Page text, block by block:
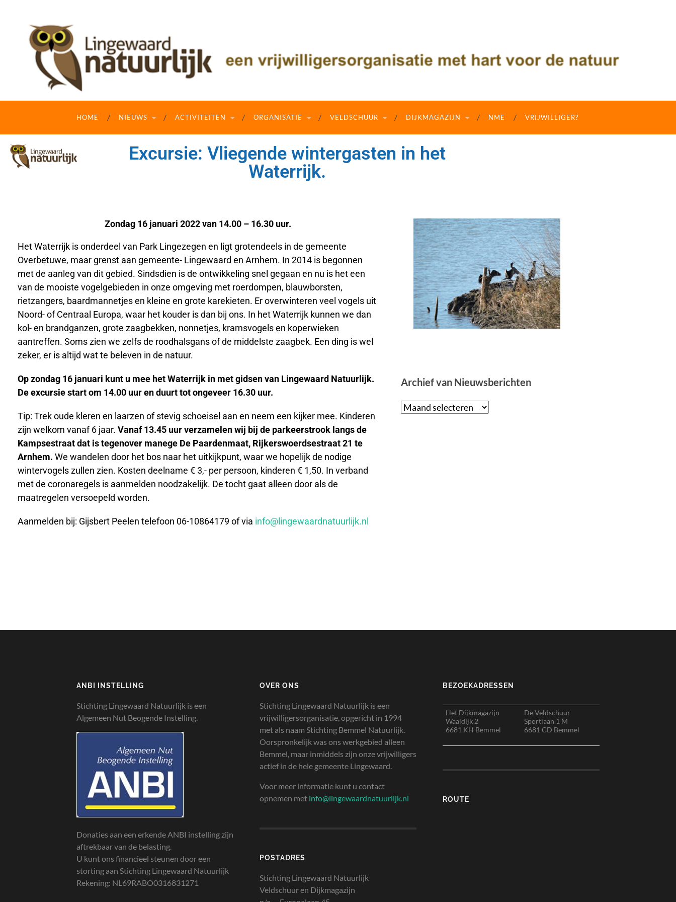
HOME NIEUWS ACTIVITEITEN ORGANISATIE VELDSCHUUR DIJKMAGAZIJN NME VRIJWILLIGER?
Excursie: Vliegende wintergasten in het
Waterrijk.
Zondag 16 januari 2022 van 14.00 – 16.30 uur.
Het Waterrijk is onderdeel van Park Lingezegen en ligt grotendeels in de gemeente
Overbetuwe, maar grenst aan gemeente- Lingewaard en Arnhem. In 2014 is begonnen
met de aanleg van dit gebied. Sindsdien is de ontwikkeling snel gegaan en nu is het een
van de mooiste vogelgebieden in onze omgeving met roerdompen, blauwborsten,
rietzangers, baardmannetjes en kleine en grote karekieten. Er overwinteren veel vogels uit
Noord- of Centraal Europa, waar het kouder is dan bij ons. In het Waterrijk kunnen we dan
kol- en brandganzen, grote zaagbekken, nonnetjes, kramsvogels en koperwieken
aantreffen. Soms zien we zelfs de roodhalsgans of de middelste zaagbek. Een ding is wel
zeker, er is altijd wat te beleven in de natuur.
Op zondag 16 januari kunt u mee het Waterrijk in met gidsen van Lingewaard Natuurlijk.
De excursie start om 14.00 uur en duurt tot ongeveer 16.30 uur.
Tip: Trek oude kleren en laarzen of stevig schoeisel aan en neem een kijker mee. Kinderen
zijn welkom vanaf 6 jaar. Vanaf 13.45 uur verzamelen wij bij de parkeerstrook langs de
Kampsestraat dat is tegenover manege De Paardenmaat, Rijkerswoerdsestraat 21 te
Arnhem. We wandelen door het bos naar het uitkijkpunt, waar we hopelijk de nodige
wintervogels zullen zien. Kosten deelname € 3,- per persoon, kinderen € 1,50. In verband
met de coronaregels is aanmelden noodzakelijk. De tocht gaat alleen door als de
maatregelen versoepeld worden.
Aanmelden bij: Gijsbert Peelen telefoon 06-10864179 of via info@lingewaardnatuurlijk.nl
Archief van Nieuwsberichten
ANBI INSTELLING
Stichting Lingewaard Natuurlijk is een
Algemeen Nut Beogende Instelling.
Donaties aan een erkende ANBI instelling zijn
aftrekbaar van de belasting.
U kunt ons financieel steunen door een
storting aan Stichting Lingewaard Natuurlijk
Rekening: NL69RABO0316831271
OVER ONS
Stichting Lingewaard Natuurlijk is een
vrijwilligersorganisatie, opgericht in 1994
met als naam Stichting Bemmel Natuurlijk.
Oorspronkelijk was ons werkgebied alleen
Bemmel, maar inmiddels zijn onze vrijwilligers
actief in de hele gemeente Lingewaard.
Voor meer informatie kunt u contact
opnemen met info@lingewaardnatuurlijk.nl
POSTADRES
Stichting Lingewaard Natuurlijk
Veldschuur en Dijkmagazijn
BEZOEKADRESSEN
Het Dijkmagazijn
Waaldijk 2
6681 KH Bemmel
De Veldschuur
Sportlaan 1 M
6681 CD Bemmel
ROUTE